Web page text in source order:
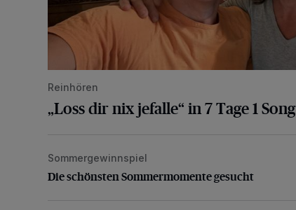
Reinhören
„Loss dir nix jefalle“ in 7 Tage 1 Song
Die schönsten Sommermomente gesucht
Sommergewinnspiel
Die schönsten Sommermomente gesucht